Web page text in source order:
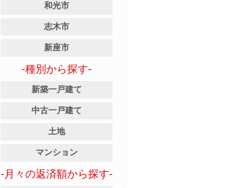
和光市
志木市
新座市
-種別から探す-
新築一戸建て
中古一戸建て
土地
マンション
-月々の返済額から探す-